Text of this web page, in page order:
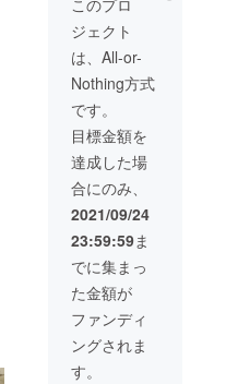
名：ク
ミン・
コリア
ン
ダー・
カルダ
フェヌ
グリー
ク・ガ
ラムマ
サラ・
ホワイ
トペッ
パー・
ブラッ
クペッ
パー・
ブラウ
ンマス
ター
てくれ
ます。
名称：
無水チ
レー 原
材料
名：鶏
モモ肉
（宮崎
県
トマ
ト・玉
ねぎ・
生姜・
にんに
く・香
辛料 内
のURL
よりご
覧にな
り参考
にして
いで
す。 名
称：宮
崎ブラ
ンド
ポーク
まるみ
豚 産
地：宮
崎県 重
量：400
ｇ 保存
方法：
カ
レー】
を真空
冷凍
パック
にして
させて
いただ
きま
す。 調
理して
からす
ぐの無
水チキ
ンカ
レーを
真空
パック
にして
「冷
シット
リ柔ら
かくて
感動し
まし
た」…
たくさ
んのお
客様か
ら喜ば
れ、愛
される
カレー
となり
まし
た。 そ
んな名
物の
【無水
チキン
ドファ
ンディ
ング終
了後す
利用い
ただけ
ます。
してま
す）を
クラウ
ドファ
ンディ
空冷凍
にして
お送り
させて
頂きま
す。 実
際にお
店でも
使って
る『ま
るみ
豚』で
すが 週
【冷凍
発送】
【送料
込み】
当店人
ンの
「無水
チキン
カ
レー」
と 非売
品であ
りクラ
ファン
限定
「まる
み豚の
和風
このプロ
ジェクト
は、All-or-
Nothing方式
です。
目標金額を
達成した場
合にのみ、
2021/09/24
23:59:59ま
でに集まっ
た金額が
ファンディ
ングされま
す。